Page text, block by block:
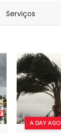
Serviços
A DAY AGO